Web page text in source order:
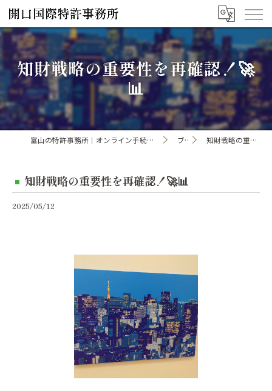
知財戦略の重要性を再確認！🚀
📊
富山の特許事務所｜オンライン手続き・申請・出願なら「開口国際特許事務所」 ブログ 知財戦略の重要性を再確認！🚀📊
知財戦略の重要性を再確認！🚀📊
2025/05/12